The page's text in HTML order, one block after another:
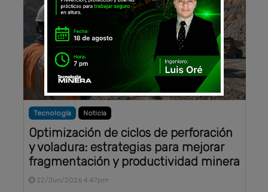
Tecnología Noticia
Optimización de ciclos de perforación
y voladura: estrategias para mejorar
fragmentación y productividad minera
22/Jun/2026 4:47pm